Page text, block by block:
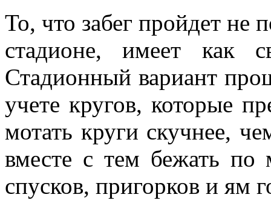
То, что забег пройдет не
стадионе, имеет
Стадионный вариант
учете кругов, которые
мотать круги скучнее,
вместе с тем бежать по
спусков, пригорков и ям